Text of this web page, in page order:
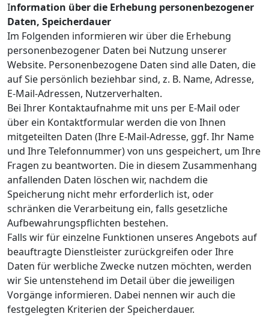
Information über die Erhebung personenbezogener
Daten, Speicherdauer
Im Folgenden informieren wir über die Erhebung
personenbezogener Daten bei Nutzung unserer
Website. Personenbezogene Daten sind alle Daten, die
auf Sie persönlich beziehbar sind, z. B. Name, Adresse,
E-Mail-Adressen, Nutzerverhalten.
Bei Ihrer Kontaktaufnahme mit uns per E-Mail oder
über ein Kontaktformular werden die von Ihnen
mitgeteilten Daten (Ihre E-Mail-Adresse, ggf. Ihr Name
und Ihre Telefonnummer) von uns gespeichert, um Ihre
Fragen zu beantworten. Die in diesem Zusammenhang
anfallenden Daten löschen wir, nachdem die
Speicherung nicht mehr erforderlich ist, oder
schränken die Verarbeitung ein, falls gesetzliche
Aufbewahrungspflichten bestehen.
Falls wir für einzelne Funktionen unseres Angebots auf
beauftragte Dienstleister zurückgreifen oder Ihre
Daten für werbliche Zwecke nutzen möchten, werden
wir Sie untenstehend im Detail über die jeweiligen
Vorgänge informieren. Dabei nennen wir auch die
festgelegten Kriterien der Speicherdauer.